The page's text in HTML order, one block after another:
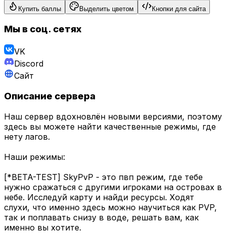
Купить баллы Выделить цветом Кнопки для сайта
Мы в соц. сетях
VK
Discord
Сайт
Описание сервера
Наш сервер вдохновлён новыми версиями, поэтому
здесь вы можете найти качественные режимы, где
нету лагов.
Наши режимы:
[*BETA-TEST] SkyPvP - это пвп режим, где тебе
нужно сражаться с другими игроками на островах в
небе. Исследуй карту и найди ресурсы. Ходят
слухи, что именно здесь можно научиться как PVP,
так и поплавать снизу в воде, решать вам, как
именно вы хотите.